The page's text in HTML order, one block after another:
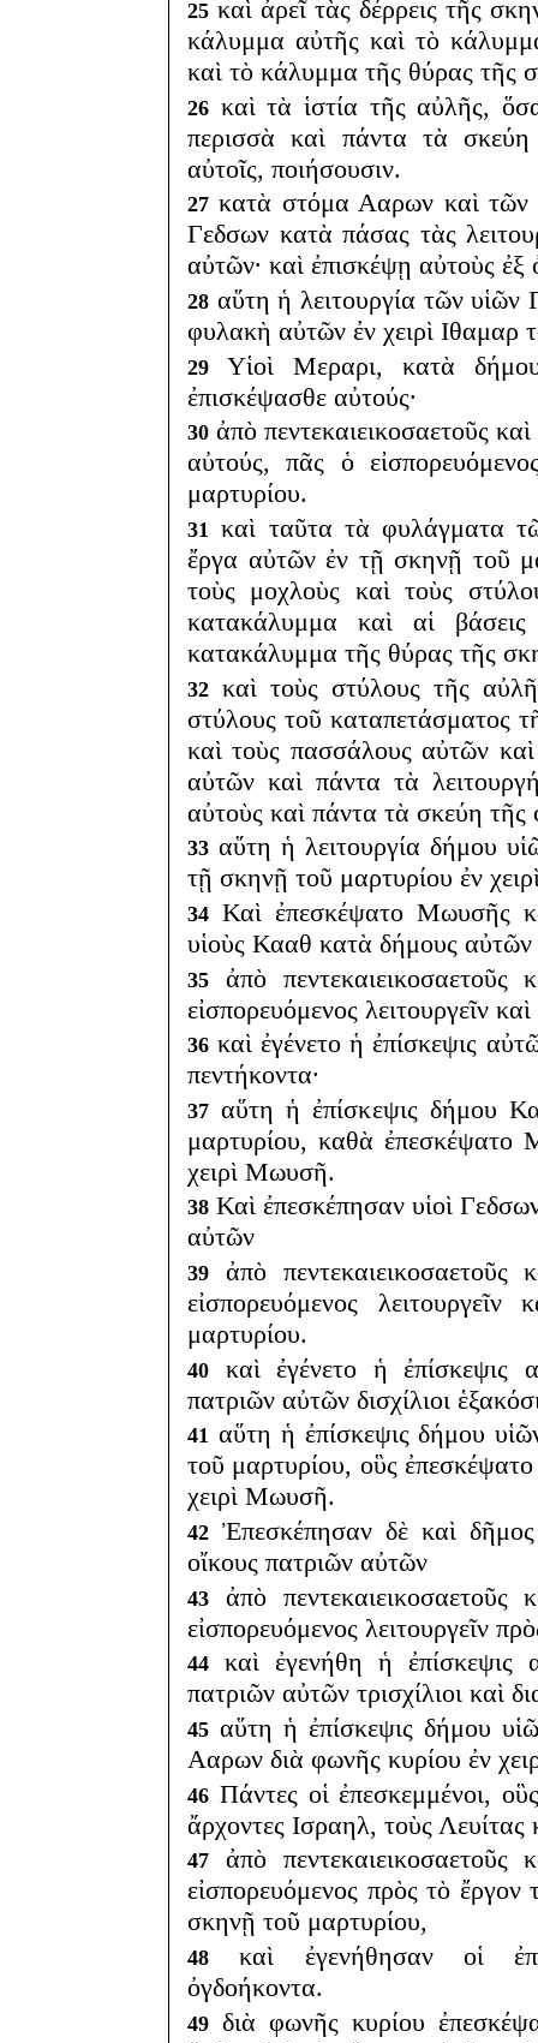
25 καὶ ἀρεῖ τὰς δέρρεις τῆς
κάλυμμα αὐτῆς καὶ τὸ
καὶ τὸ κάλυμμα τῆς θύρας τῆς
26 καὶ τὰ ἱστία τῆς αὐλῆς,
περισσὰ καὶ πάντα τὰ σκεύη
αὐτοῖς, ποιήσουσιν.
27 κατὰ στόμα Ααρων καὶ τῶν
Γεδσων κατὰ πάσας τὰς
αὐτῶν· καὶ ἐπισκέψῃ αὐτοὺς
28 αὕτη ἡ λειτουργία τῶν
φυλακὴ αὐτῶν ἐν χειρὶ Ιθαμαρ
29
Υἱοὶ Μεραρι, κατὰ
ἐπισκέψασθε αὐτούς·
30 ἀπὸ πεντεκαιεικοσαετοῦς
αὐτούς, πᾶς ὁ
μαρτυρίου.
31
καὶ ταῦτα τὰ φυλάγματα
ἔργα αὐτῶν ἐν τῇ σκηνῇ τοῦ
τοὺς μοχλοὺς καὶ τοὺς
κατακάλυμμα καὶ αἱ
κατακάλυμμα τῆς θύρας τῆς
32 καὶ τοὺς στύλους τῆς
στύλους τοῦ καταπετάσματος
καὶ τοὺς πασσάλους αὐτῶν
αὐτῶν καὶ πάντα τὰ
αὐτοὺς καὶ πάντα τὰ σκεύη
33 αὕτη ἡ λειτουργία δήμου
τῇ σκηνῇ τοῦ μαρτυρίου ἐν
34 Καὶ ἐπεσκέψατο Μωυσῆς
υἱοὺς Κααθ κατὰ δήμους αὐτῶν
35
ἀπὸ
εἰσπορευόμενος λειτουργεῖν
36 καὶ ἐγένετο ἡ ἐπίσκεψις
πεντήκοντα·
37 αὕτη ἡ ἐπίσκεψις δήμου
μαρτυρίου, καθὰ
χειρὶ Μωυσῆ.
38 Καὶ ἐπεσκέπησαν υἱοὶ
αὐτῶν
39
ἀπὸ
εἰσπορευόμενος
μαρτυρίου.
40
καὶ ἐγένετο ἡ
πατριῶν αὐτῶν δισχίλιοι
41 αὕτη ἡ ἐπίσκεψις δήμου
τοῦ μαρτυρίου, οὓς
χειρὶ Μωυσῆ.
42 Ἐπεσκέπησαν δὲ καὶ
οἴκους πατριῶν αὐτῶν
43
ἀπὸ
εἰσπορευόμενος λειτουργεῖν
44
καὶ ἐγενήθη ἡ
πατριῶν αὐτῶν τρισχίλιοι καὶ
45 αὕτη ἡ ἐπίσκεψις δήμου
Ααρων διὰ φωνῆς κυρίου ἐν
46 Πάντες οἱ ἐπεσκεμμένοι,
ἄρχοντες Ισραηλ, τοὺς
47
ἀπὸ
εἰσπορευόμενος πρὸς τὸ
σκηνῇ τοῦ μαρτυρίου,
48
καὶ ἐγενήθησαν οἱ
ὀγδοήκοντα.
49 διὰ φωνῆς κυρίου